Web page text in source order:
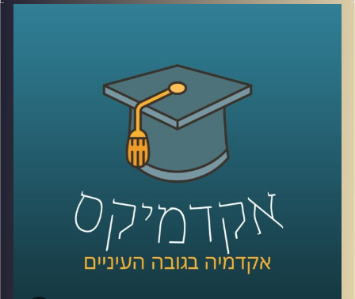
שגורמים לנו לראות איומים מסוימים כמוחשיים
ובמקביל להפחית מחומרתם של איומים
אחרים? פרופסור גלעד הירשברגר מבית הספר
לפסיכולוגיה מנתח באמצעות מודל ייחודי את
תפיסות האיומים השונות בקרב קבוצות פוליטיות
שונות באוכלוסיה ומסביר כיצד זכרון קולקטיבי
משפיע על התמודדות בשעות משבר
AudioVersity